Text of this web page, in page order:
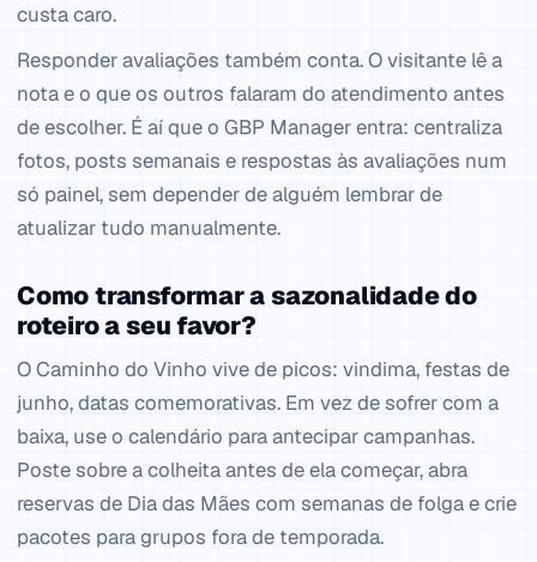
custa caro.
Responder avaliações também conta. O visitante lê a
nota e o que os outros falaram do atendimento antes
de escolher. É aí que o GBP Manager entra: centraliza
fotos, posts semanais e respostas às avaliações num
só painel, sem depender de alguém lembrar de
atualizar tudo manualmente.
Como transformar a sazonalidade do
roteiro a seu favor?
O Caminho do Vinho vive de picos: vindima, festas de
junho, datas comemorativas. Em vez de sofrer com a
baixa, use o calendário para antecipar campanhas.
Poste sobre a colheita antes de ela começar, abra
reservas de Dia das Mães com semanas de folga e crie
pacotes para grupos fora de temporada.